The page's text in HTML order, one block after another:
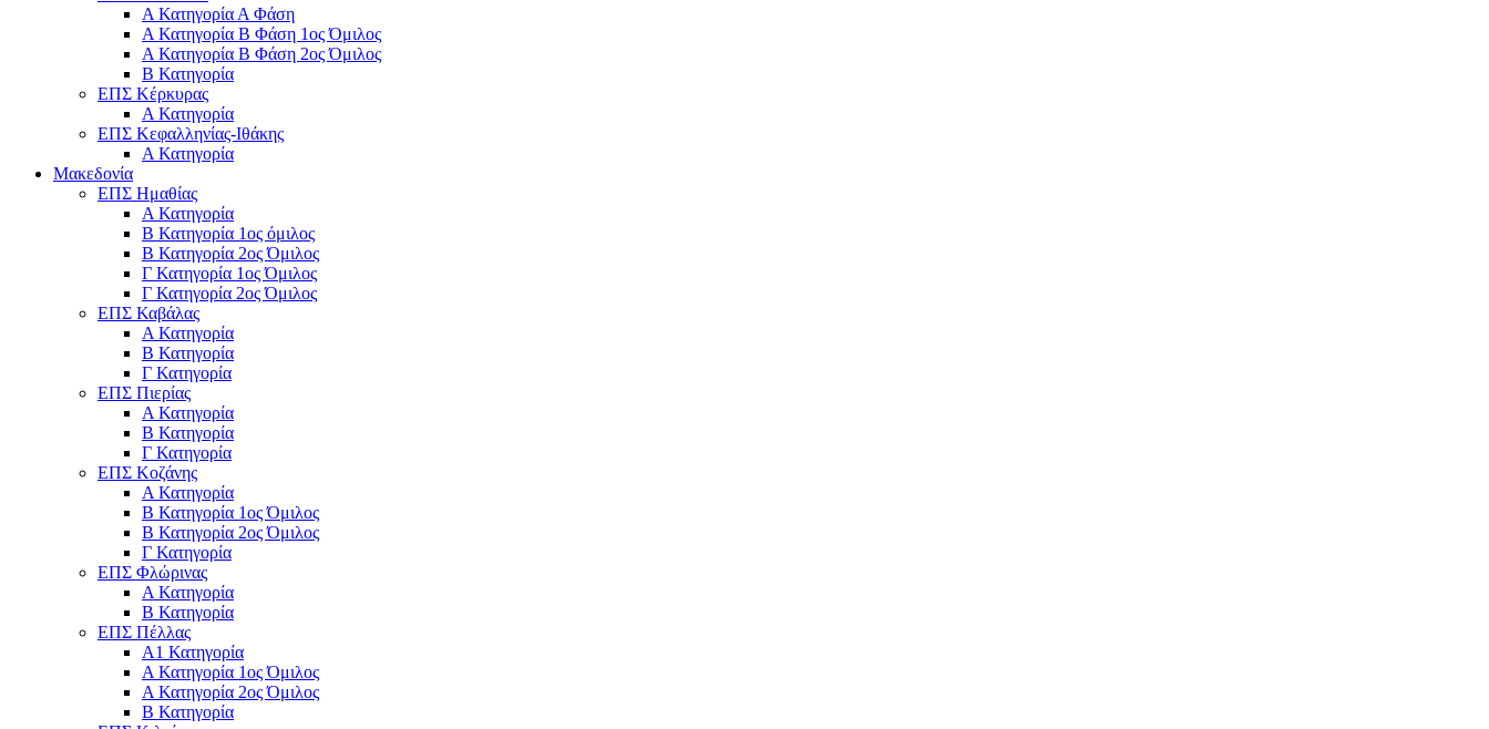
Α Κατηγορία Α Φάση
Α Κατηγορία Β Φάση 1ος Όμιλος
Α Κατηγορία Β Φάση 2ος Όμιλος
Β Κατηγορία
ΕΠΣ Κέρκυρας
A Κατηγορία
ΕΠΣ Κεφαλληνίας-Ιθάκης
Α Κατηγορία
Μακεδονία
ΕΠΣ Ημαθίας
Α Κατηγορία
Β Κατηγορία 1ος όμιλος
Β Κατηγορία 2ος Όμιλος
Γ Κατηγορία 1ος Όμιλος
Γ Κατηγορία 2ος Όμιλος
ΕΠΣ Καβάλας
Α Κατηγορία
Β Κατηγορία
Γ Κατηγορία
ΕΠΣ Πιερίας
Α Κατηγορία
Β Κατηγορία
Γ Κατηγορία
ΕΠΣ Κοζάνης
Α Κατηγορία
Β Κατηγορία 1ος Όμιλος
Β Κατηγορία 2ος Όμιλος
Γ Κατηγορία
ΕΠΣ Φλώρινας
Α Κατηγορία
Β Κατηγορία
ΕΠΣ Πέλλας
Α1 Κατηγορία
Α Κατηγορία 1ος Όμιλος
Α Κατηγορία 2ος Όμιλος
Β Κατηγορία